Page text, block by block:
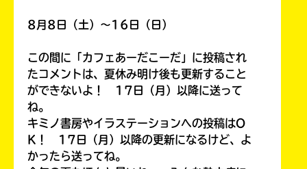
8月8日（土）～16日（日）
この間に「カフェあーだこーだ」に投稿され
たコメントは、夏休み明け後も更新すること
ができないよ！ 17日（月）以降に送って
ね。
キミノ書房やイラステーションへの投稿はO
K！ 17日（月）以降の更新になるけど、よ
かったら送ってね。